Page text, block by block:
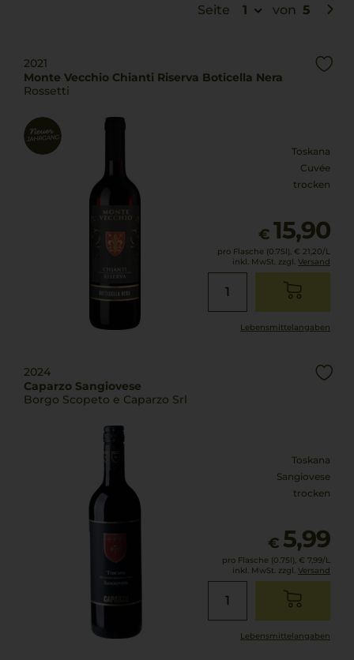
Seite 1 von 5
2021
Monte Vecchio Chianti Riserva Boticella Nera
Rossetti
Toskana
Cuvée
trocken
€ 15,90
pro Flasche (0.75l), € 21,20/L
inkl. MwSt. zzgl. Versand
Lebensmittel­angaben
2024
Caparzo Sangiovese
Borgo Scopeto e Caparzo Srl
Toskana
Sangiovese
trocken
€ 5,99
pro Flasche (0.75l), € 7,99/L
inkl. MwSt. zzgl. Versand
Lebensmittel­angaben